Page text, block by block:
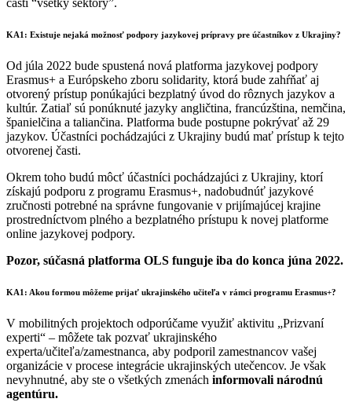
KA1: Existuje nejaká možnosť podpory jazykovej prípravy pre účastníkov z Ukrajiny?
Od júla 2022 bude spustená nová platforma jazykovej podpory
Erasmus+ a Európskeho zboru solidarity, ktorá bude zahŕňať aj
otvorený prístup ponúkajúci bezplatný úvod do rôznych jazykov a
kultúr. Zatiaľ sú ponúknuté jazyky angličtina, francúzština, nemčina,
španielčina a taliančina. Platforma bude postupne pokrývať až 29
jazykov. Účastníci pochádzajúci z Ukrajiny budú mať prístup k tejto
otvorenej časti.
Okrem toho budú môcť účastníci pochádzajúci z Ukrajiny, ktorí
získajú podporu z programu Erasmus+, nadobudnúť jazykové
zručnosti potrebné na správne fungovanie v prijímajúcej krajine
prostredníctvom plného a bezplatného prístupu k novej platforme
online jazykovej podpory.
Pozor, súčasná platforma OLS funguje iba do konca júna 2022.
KA1: Akou formou môžeme prijať ukrajinského učiteľa v rámci programu Erasmus+?
V mobilitných projektoch odporúčame využiť aktivitu „Prizvaní
experti“ – môžete tak pozvať ukrajinského
experta/učiteľa/zamestnanca, aby podporil zamestnancov vašej
organizácie v procese integrácie ukrajinských utečencov. Je však
nevyhnutné, aby ste o všetkých zmenách informovali národnú
agentúru.